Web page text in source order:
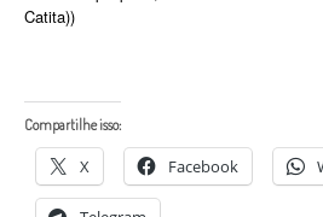
Catita))
Compartilhe isso:
X Facebook